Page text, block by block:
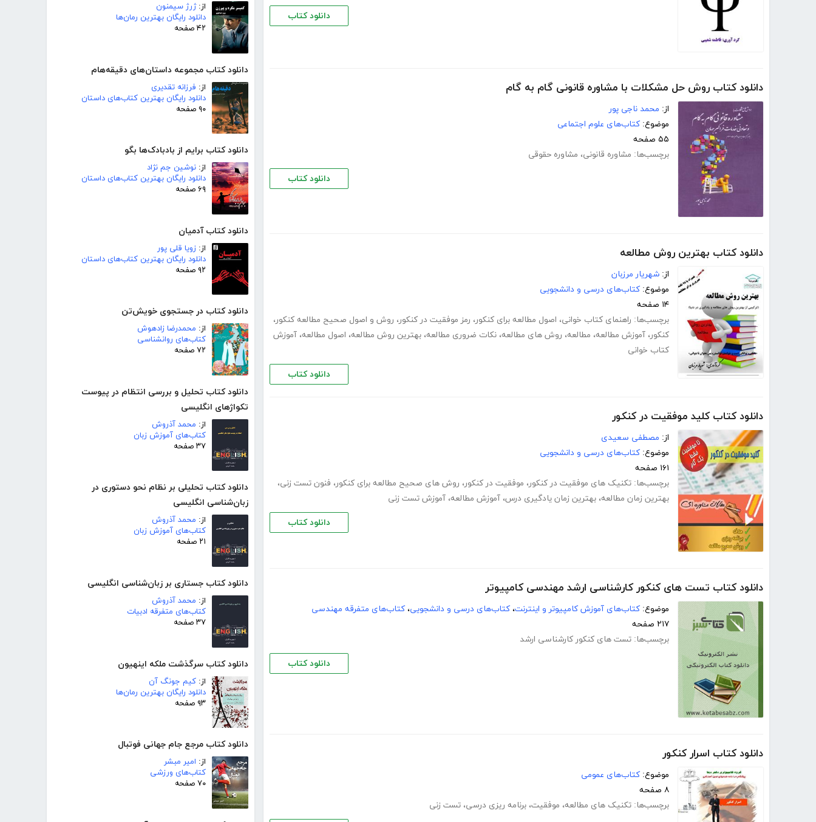
از:ژرژ سیمنون
دانلود رایگان بهترین رمان‌ها
۴۲ صفحه
دانلود کتاب مجموعه داستان‌های دقیقه‌هام
از: فرزانه تقدیری
دانلود رایگان بهترین کتاب‌های داستان
۹۰ صفحه
دانلود کتاب برایم از بادبادک‌ها بگو
از: نوشین جم نژاد
دانلود رایگان بهترین کتاب‌های داستان
۶۹ صفحه
دانلود کتاب آدمیان
از: زویا قلی پور
دانلود رایگان بهترین کتاب‌های داستان
۹۲ صفحه
دانلود کتاب در جستجوی خویش‌تن
از: محمدرضا زادهوش
کتاب‌های روانشناسی
۷۲ صفحه
دانلود کتاب تحلیل و بررسی انتظام در پیوست
تکواژهای انگلیسی
از: محمد آذروش
کتاب‌های آموزش زبان
۳۷ صفحه
دانلود کتاب تحلیلی بر نظام نحو دستوری در
زبان‌شناسی انگلیسی
از: محمد آذروش
کتاب‌های آموزش زبان
۲۱ صفحه
دانلود کتاب جستاری بر زبان‌شناسی انگلیسی
از: محمد آذروش
کتاب‌های متفرقه ادبیات
۳۷ صفحه
دانلود کتاب سرگذشت ملکه اینهیون
از: کیم جونگ آن
دانلود رایگان بهترین رمان‌ها
۹۳ صفحه
دانلود کتاب مرجع جام جهانی فوتبال
از: امیر مبشر
کتاب‌های ورزشی
۷۰ صفحه
دانلود کتاب
دانلود کتاب روش حل مشکلات با مشاوره قانونی گام به گام
از: محمد ناجی پور
موضوع: کتاب‌های علوم اجتماعی
۵۵ صفحه
برچسب‌ها: مشاوره قانونی، مشاوره حقوقی
دانلود کتاب
دانلود کتاب بهترین روش مطالعه
از: شهریار مرزبان
موضوع: کتاب‌های درسی و دانشجویی
۱۴ صفحه
برچسب‌ها: راهنمای کتاب خوانی، اصول مطالعه برای کنکور، رمز موفقیت در کنکور، روش و اصول صحیح مطالعه کنکور،
کنکور، آموزش مطالعه، مطالعه، روش های مطالعه، نکات ضروری مطالعه، بهترین روش مطالعه، اصول مطالعه، آموزش
کتاب خوانی
دانلود کتاب
دانلود کتاب کلید موفقیت در کنکور
از: مصطفی سعیدی
موضوع: کتاب‌های درسی و دانشجویی
۱۶۱ صفحه
برچسب‌ها: تکنیک های موفقیت در کنکور، موفقیت در کنکور، روش های صحیح مطالعه برای کنکور، فنون تست زنی،
بهترین زمان مطالعه، بهترین زمان یادگیری درس، آموزش مطالعه، آموزش تست زنی
دانلود کتاب
دانلود کتاب تست های کنکور کارشناسی ارشد مهندسی کامپیوتر
موضوع: کتاب‌های آموزش کامپیوتر و اینترنت، کتاب‌های درسی و دانشجویی، کتاب‌های متفرقه مهندسی
۲۱۷ صفحه
برچسب‌ها: تست های کنکور کارشناسی ارشد
دانلود کتاب
دانلود کتاب اسرار کنکور
موضوع: کتاب‌های عمومی
۸ صفحه
برچسب‌ها: تکنیک های مطالعه، موفقیت، برنامه ریزی درسی، تست زنی